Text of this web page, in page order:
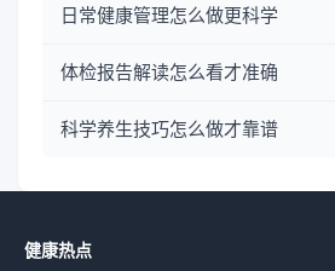
日常健康管理怎么做更科学
体检报告解读怎么看才准确
科学养生技巧怎么做才靠谱
健康热点